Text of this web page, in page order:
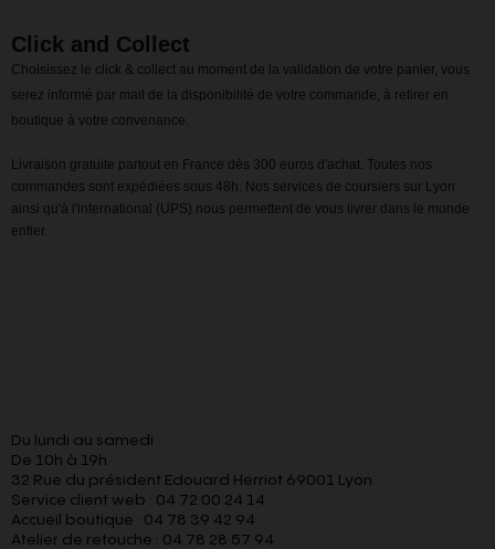
Click and Collect
Choisissez le click & collect au moment de la validation de votre panier, vous
serez informé par mail de la disponibilité de votre commande, à retirer en
boutique à votre convenance.
Livraison gratuite partout en France dès 300 euros d'achat. Toutes nos
commandes sont expédiées sous 48h. Nos services de coursiers sur Lyon
ainsi qu'à l'international (UPS) nous permettent de vous livrer dans le monde
entier.
Du lundi au samedi
De 10h à 19h
32 Rue du président Edouard Herriot 69001 Lyon
Service client web : 04 72 00 24 14
Accueil boutique : 04 78 39 42 94
Atelier de retouche : 04 78 28 57 94